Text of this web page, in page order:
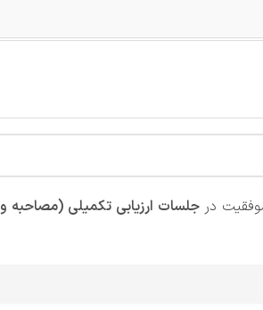
درجلسات ارزیابی تکمیلی (مصاحبه